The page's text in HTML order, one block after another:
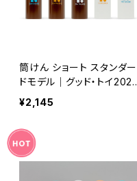
筒けん ショート スタンダー
ドモデル｜グッド・トイ2021
受賞・親子で楽しむデジタル
デトックス
¥2,145